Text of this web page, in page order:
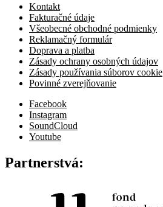
Kontakt
Fakturačné údaje
Všeobecné obchodné podmienky
Reklamačný formulár
Doprava a platba
Zásady ochrany osobných údajov
Zásady používania súborov cookie
Povinné zverejňovanie
Facebook
Instagram
SoundCloud
Youtube
Partnerstvá: